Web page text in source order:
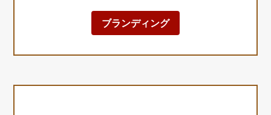
ブランディング